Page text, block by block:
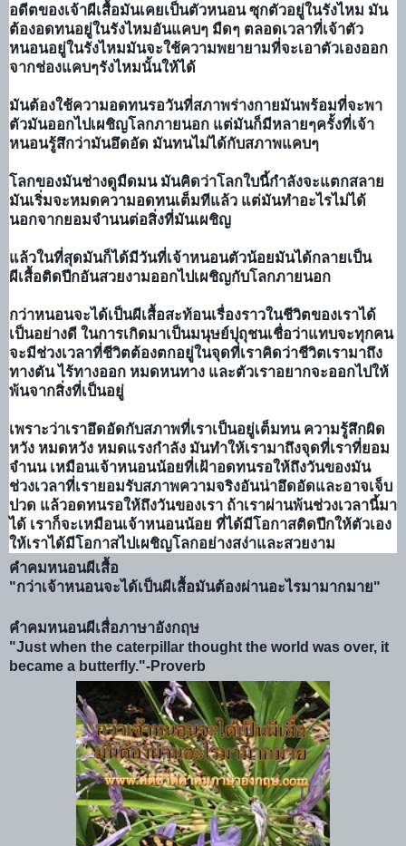
อดีตของเจ้าผีเสื้อมันเคยเป็นตัวหนอน ซุกตัวอยู่ในรังไหม มัน
ต้องอดทนอยู่ในรังไหมอันแคบๆ มืดๆ ตลอดเวลาที่เจ้าตัว
หนอนอยู่ในรังไหมมันจะใช้ความพยายามที่จะเอาตัวเองออก
จากช่องแคบๆรังไหมนั้นให้ได้
มันต้องใช้ความอดทนรอวันที่สภาพร่างกายมันพร้อมที่จะพา
ตัวมันออกไปเผชิญโลกภายนอก แต่มันก็มีหลายๆครั้งที่เจ้า
หนอนรู้สึกว่ามันอึดอัด มันทนไม่ได้กับสภาพแคบๆ
โลกของมันช่างดูมืดมน มันคิดว่าโลกใบนี้กำลังจะแตกสลาย
มันเริ่มจะหมดความอดทนเต็มทีแล้ว แต่มันทำอะไรไม่ได้
นอกจากยอมจำนนต่อสิ่งที่มันเผชิญ
แล้วในที่สุดมันก็ได้มีวันที่เจ้าหนอนตัวน้อยมันได้กลายเป็น
ผีเสื้อติดปีกอันสวยงามออกไปเผชิญกับโลกภายนอก
กว่าหนอนจะได้เป็นผีเสื้อสะท้อนเรื่องราวในชีวิตของเราได้
เป็นอย่างดี ในการเกิดมาเป็นมนุษย์ปุถุชนเชื่อว่าแทบจะทุกคน
จะมีช่วงเวลาที่ชีวิตต้องตกอยู่ในจุดที่เราคิดว่าชีวิตเรามาถึง
ทางตัน ไร้ทางออก หมดหนทาง และตัวเราอยากจะออกไปให้
พ้นจากสิ่งที่เป็นอยู่
เพราะว่าเราอึดอัดกับสภาพที่เราเป็นอยู่เต็มทน ความรู้สึกผิด
หวัง หมดหวัง หมดแรงกำลัง มันทำให้เรามาถึงจุดที่เราที่ยอม
จำนน เหมือนเจ้าหนอนน้อยที่เฝ้าอดทนรอให้ถึงวันของมัน
ช่วงเวลาที่เรายอมรับสภาพความจริงอันน่าอึดอัดและอาจเจ็บ
ปวด แล้วอดทนรอให้ถึงวันของเรา ถ้าเราผ่านพ้นช่วงเวลานี้มา
ได้ เราก็จะเหมือนเจ้าหนอนน้อย ที่ได้มีโอกาสติดปีกให้ตัวเอง
ให้เราได้มีโอกาสไปเผชิญโลกอย่างสง่าและสวยงาม
คำคมหนอนผีเสื้อ
"กว่าเจ้าหนอนจะได้เป็นผีเสื้อมันต้องผ่านอะไรมามากมาย"
คำคมหนอนผีเสื่อภาษาอังกฤษ
"Just when the caterpillar thought the world was over, it
became a butterfly."-Proverb